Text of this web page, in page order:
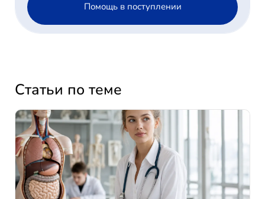
Помощь в поступлении
Статьи по теме